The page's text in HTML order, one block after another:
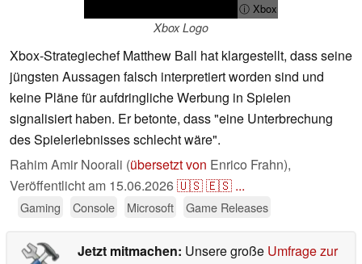
ⓘ Xbox
Xbox Logo
Xbox-Strategiechef Matthew Ball hat klargestellt, dass seine
jüngsten Aussagen falsch interpretiert worden sind und
keine Pläne für aufdringliche Werbung in Spielen
signalisiert haben. Er betonte, dass "eine Unterbrechung
des Spielerlebnisses schlecht wäre".
Rahim Amir Noorali (übersetzt von Enrico Frahn),
Veröffentlicht am 15.06.2026🇺🇸🇪🇸 ...
Gaming Console Microsoft Game Releases
Jetzt mitmachen: Unsere große Umfrage zur